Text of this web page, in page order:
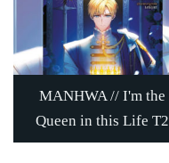
MANHWA // I'm the
Queen in this Life T2